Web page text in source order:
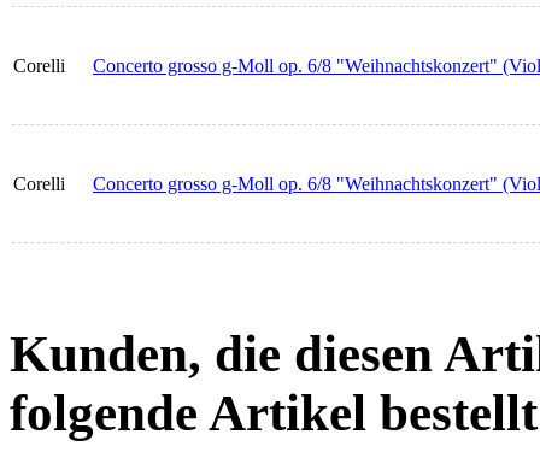
Corelli Concerto grosso g-Moll op. 6/8 "Weihnachtskonzert"
Corelli Concerto grosso g-Moll op. 6/8 "Weihnachtskonzert"
Kunden, die diesen
folgende Artikel